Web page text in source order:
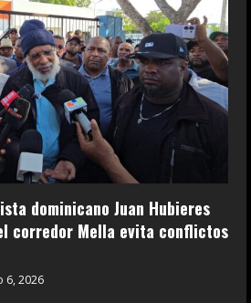
dominicano Juan Hubieres
corredor Mella evita conflictos
6, 2026